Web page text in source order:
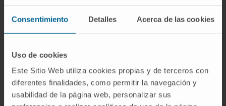
Consentimiento Detalles Acerca de las cookies
Uso de cookies
Este Sitio Web utiliza cookies propias y de terceros con
diferentes finalidades, como permitir la navegación y
usabilidad de la página web, personalizar sus
1 000 glándulas menores repartidas por toda
la mucosa de la boca.
glándula salival serosa, mucosa y
mixta?
La distinción depende del tipo de secreción.
Las serosas producen un líquido acuoso